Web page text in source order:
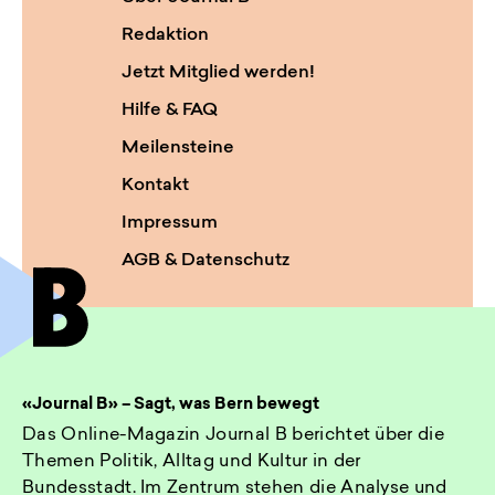
Redaktion
Jetzt Mitglied werden!
Hilfe & FAQ
Meilensteine
Kontakt
Impressum
AGB & Datenschutz
«Journal B» – Sagt, was Bern bewegt
Das Online-Magazin Journal B berichtet über die
Themen Politik, Alltag und Kultur in der
Bundesstadt. Im Zentrum stehen die Analyse und